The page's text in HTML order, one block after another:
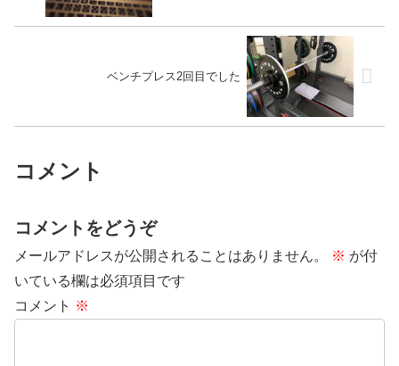
ベンチプレス2回目でした
コメント
コメントをどうぞ
メールアドレスが公開されることはありません。 ※ が付
いている欄は必須項目です
コメント ※